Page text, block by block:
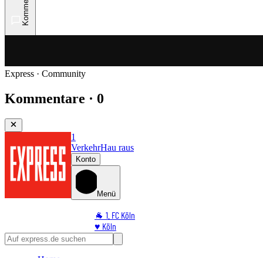
Express · Community
Kommentare · 0
1
VerkehrHau raus
Konto
Menü
🐐 1. FC Köln
♥️ Köln
⭐ Promi